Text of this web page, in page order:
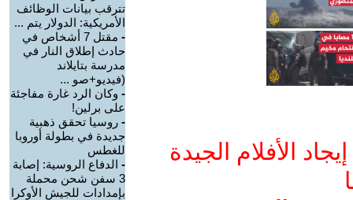
الأفلام الجيدة
تترقب بيانات الوظائف
الأمريكية: الدولار يتم ...
-
مقتل 7 أشخاص في
حادث إطلاق النار في
مدرسة بتايلاند
(فيديو+صو ...
- وكان الرد غارة مفاجئة
على برلين!
- روسيا تحقق ذهبية
جديدة في بطولة أوروبا
للغطس
- الدفاع الروسية: إصابة
3 سفن شحن محملة
بإمدادات للجيش الأوكرا